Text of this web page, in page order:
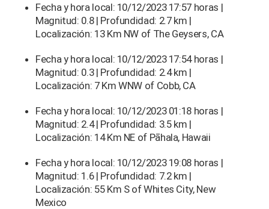
Fecha y hora local: 10/12/2023 17:57 horas |
Magnitud: 0.8 | Profundidad: 2.7 km |
Localización: 13 Km NW of The Geysers, CA
Fecha y hora local: 10/12/2023 17:54 horas |
Magnitud: 0.3 | Profundidad: 2.4 km |
Localización: 7 Km WNW of Cobb, CA
Fecha y hora local: 10/12/2023 01:18 horas |
Magnitud: 2.4 | Profundidad: 3.5 km |
Localización: 14 Km NE of Pāhala, Hawaii
Fecha y hora local: 10/12/2023 19:08 horas |
Magnitud: 1.6 | Profundidad: 7.2 km |
Localización: 55 Km S of Whites City, New
Mexico